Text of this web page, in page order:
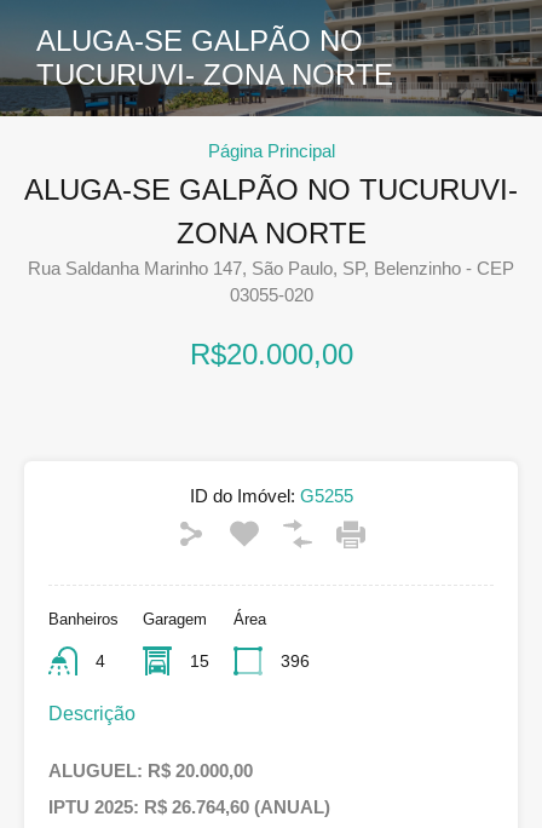
ALUGA-SE GALPÃO NO
TUCURUVI- ZONA NORTE
Página Principal
ALUGA-SE GALPÃO NO TUCURUVI-
ZONA NORTE
Rua Saldanha Marinho 147, São Paulo, SP, Belenzinho - CEP
03055-020
R$20.000,00
ID do Imóvel: G5255
Banheiros
4
Garagem
15
Área
396
Descrição
ALUGUEL: R$ 20.000,00
IPTU 2025: R$ 26.764,60 (ANUAL)